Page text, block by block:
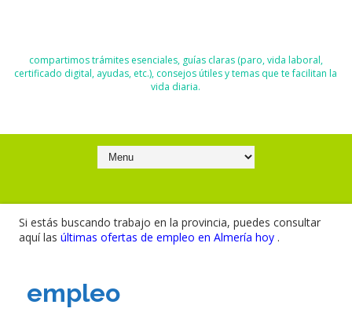
compartimos trámites esenciales, guías claras (paro, vida laboral,
certificado digital, ayudas, etc.), consejos útiles y temas que te facilitan la
vida diaria.
Si estás buscando trabajo en la provincia, puedes consultar
aquí las últimas ofertas de empleo en Almería hoy .
empleo